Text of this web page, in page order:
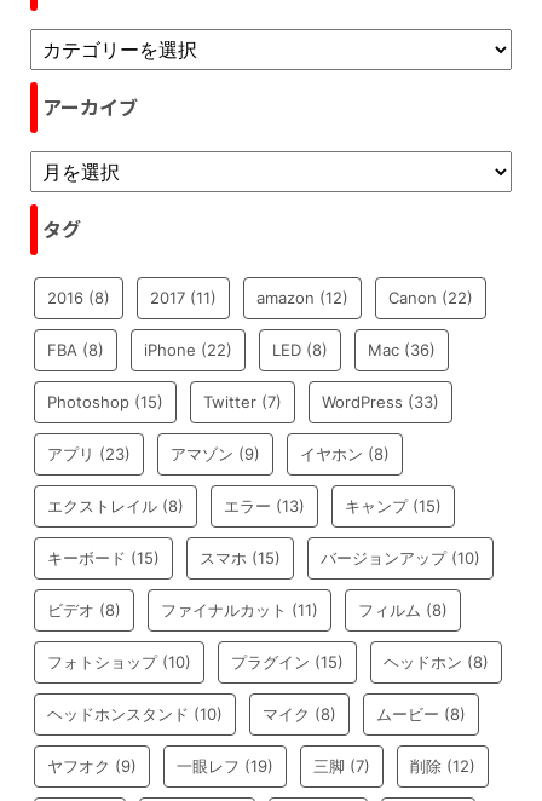
アーカイブ
タグ
2016 (8) 2017 (11) amazon (12) Canon (22)
FBA (8) iPhone (22) LED (8) Mac (36)
Photoshop (15) Twitter (7) WordPress (33)
アプリ (23) アマゾン (9) イヤホン (8)
エクストレイル (8) エラー (13) キャンプ(15)
キーボード (15) スマホ (15) バージョンアップ(10)
ビデオ (8) ファイナルカット (11) フィルム (8)
フォトショップ(10) プラグイン (15) ヘッドホン (8)
ヘッドホンスタンド (10) マイク (8) ムービー (8)
ヤフオク (9) 一眼レフ (19) 三脚 (7) 削除 (12)